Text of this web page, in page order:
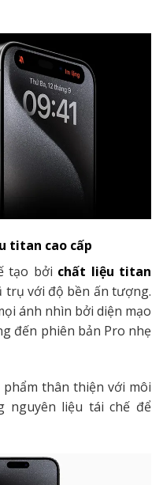
titan cao cấp
tạo bởi chất liệu titan
trụ với độ bền ấn tượng.
ánh nhìn bởi diện mạo
đến phiên bản Pro nhẹ
phẩm thân thiện với môi
nguyên liệu tái chế để